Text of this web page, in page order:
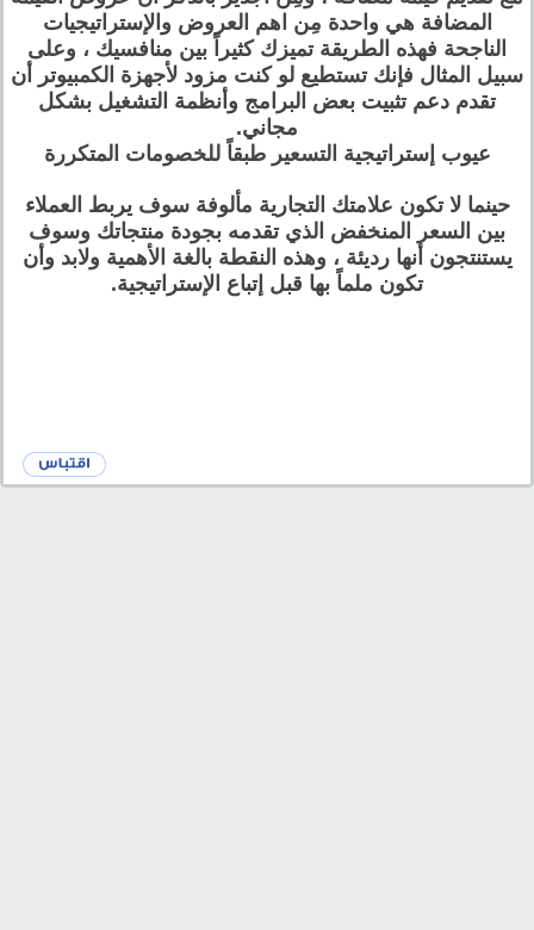
المضافة هي واحدة مِن اهم العروض والإستراتيجيات
الناجحة فهذه الطريقة تميزك كثيراً بين منافسيك ، وعلى
سبيل المثال فإنك تستطيع لو كنت مزود لأجهزة الكمبيوتر أن
تقدم دعم تثبيت بعض البرامج وأنظمة التشغيل بشكل
مجاني.
عيوب إستراتيجية التسعير طبقاً للخصومات المتكررة
حينما لا تكون علامتك التجارية مألوفة سوف يربط العملاء
بين السعر المنخفض الذي تقدمه بجودة منتجاتك وسوف
يستنتجون أنها رديئة ، وهذه النقطة بالغة الأهمية ولابد وأن
تكون ملماً بها قبل إتباع الإستراتيجية.